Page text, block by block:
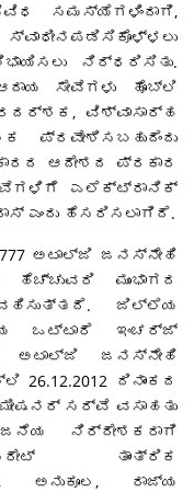
ಸಮಸ್ಯೆಗಳಿಂದಾಗಿ,
ನಿರ್ಧರಿಸಿತು.
ಸೇವೆಗಳು ಹೊಬ್ಲಿ
ವಿಶ್ವಾಸಾರ್ಹ
ಪ್ರವೇಶಿಸಬಹುದೆಂದು
ಆದೇಶದ ಪ್ರಕಾರ
ಎಲೆಕ್ಟ್ರಾನಿಕ್
ಎಂದು ಹೆಸರಿಸಲಾಗಿದೆ.
ಅಟಾಲ್ಜಿ ಜನಸ್ನೇಹಿ
ಹೆಚ್ಚುವರಿ ಮುಂಭಾಗದ
ಜಿಲ್ಲೆಯ
ಒಟ್ಟಾರೆ ಇಂಚರ್ಜ್
ಅಟಾಲ್ಜಿ ಜನಸ್ನೇಹಿ
ದಿನಾಂಕದ
ಸರ್ವೆ ವಸಾಹತು
ನಿರ್ದೇಶಕರಾಗಿ
ತಾಂತ್ರಿಕ
ಅನುಕೂಲ, ರಾಜ್ಯ